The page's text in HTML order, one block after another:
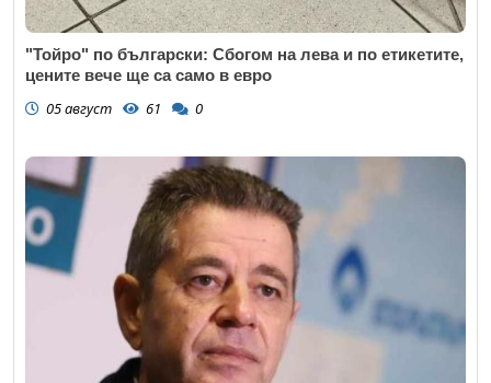
"Тойро" по български: Сбогом на лева и по етикетите,
цените вече ще са само в евро
05 август 61 0